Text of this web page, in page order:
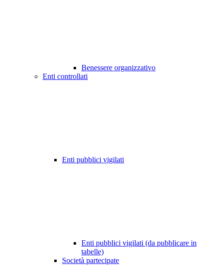
Benessere organizzativo
Enti controllati
Enti pubblici vigilati
Enti pubblici vigilati (da pubblicare in
tabelle)
Società partecipate